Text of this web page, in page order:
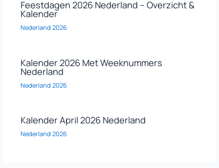
Feestdagen 2026 Nederland – Overzicht &
Kalender
Nederland 2026
Kalender 2026 Met Weeknummers
Nederland
Nederland 2026
Kalender April 2026 Nederland
Nederland 2026